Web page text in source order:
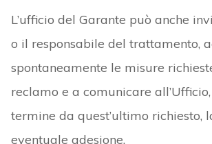
L’ufficio del Garante può anche
o il responsabile del trattamento,
spontaneamente le misure
reclamo e a comunicare
termine da quest’ultimo richiesto,
eventuale adesione.